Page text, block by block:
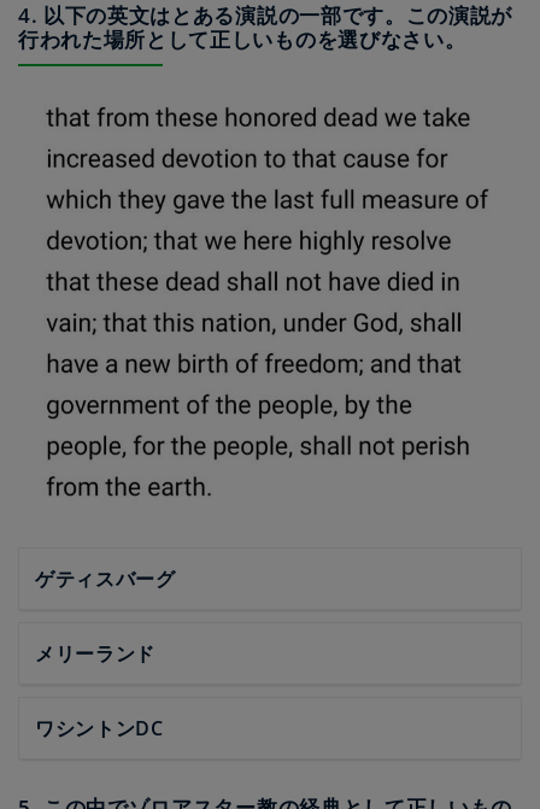
4. 以下の英文はとある演説の一部です。この演説が
行われた場所として正しいものを選びなさい。
ゲティスバーグ
メリーランド
ワシントンDC